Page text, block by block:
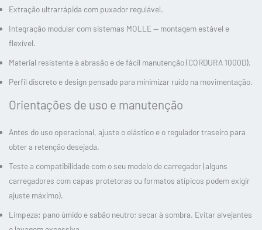
Extração ultrarrápida com puxador regulável.
Integração modular com sistemas MOLLE — montagem estável e
flexível.
Material resistente à abrasão e de fácil manutenção (CORDURA 1000D).
Perfil discreto e design pensado para minimizar ruído na movimentação.
Orientações de uso e manutenção
Antes do uso operacional, ajuste o elástico e o regulador traseiro para
obter a retenção desejada.
Teste a compatibilidade com o seu modelo de carregador (alguns
carregadores com capas protetoras ou formatos atípicos podem exigir
ajuste máximo).
Limpeza: pano úmido e sabão neutro; secar à sombra. Evitar alvejantes